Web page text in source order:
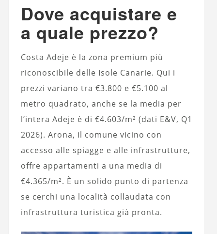
Dove acquistare e
a quale prezzo?
Costa Adeje è la zona premium più
riconoscibile delle Isole Canarie. Qui i
prezzi variano tra €3.800 e €5.100 al
metro quadrato, anche se la media per
l’intera Adeje è di €4.603/m² (dati E&V, Q1
2026). Arona, il comune vicino con
accesso alle spiagge e alle infrastrutture,
offre appartamenti a una media di
€4.365/m². È un solido punto di partenza
se cerchi una località collaudata con
infrastruttura turistica già pronta.